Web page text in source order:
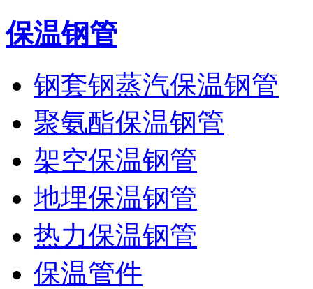
保温钢管
钢套钢蒸汽保温钢管
聚氨酯保温钢管
架空保温钢管
地埋保温钢管
热力保温钢管
保温管件